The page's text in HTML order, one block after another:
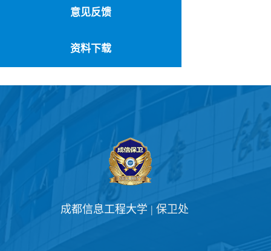
意见反馈
资料下载
成都信息工程大学 | 保卫处